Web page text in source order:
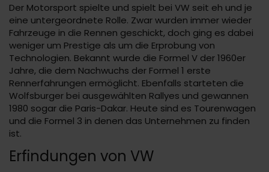
Der Motorsport spielte und spielt bei VW seit eh und je
eine untergeordnete Rolle. Zwar wurden immer wieder
Fahrzeuge in die Rennen geschickt, doch ging es dabei
weniger um Prestige als um die Erprobung von
Technologien. Bekannt wurde die Formel V der 1960er
Jahre, die dem Nachwuchs der Formel 1 erste
Rennerfahrungen ermöglicht. Ebenfalls starteten die
Wolfsburger bei ausgewählten Rallyes und gewannen
1980 sogar die Paris-Dakar. Heute sind es Tourenwagen
und die Formel 3 in denen das Unternehmen zu finden
ist.
Erfindungen von VW